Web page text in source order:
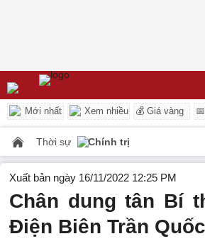
Mới nhất Xem nhiều 💰 Giá vàng
Thời sự Chính trị
Xuất bản ngày 16/11/2022 12:25 PM
Chân dung tân Bí
Điện Biên Trần